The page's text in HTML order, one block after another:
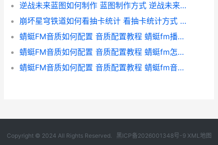
逆战未来蓝图如何制作 蓝图制作方式 逆战未来战车按哪个键
崩坏星穹铁道如何看抽卡统计 看抽卡统计方式 崩坏星穹铁道如何找回账号
蜻蜓FM音质如何配置 音质配置教程 蜻蜓fm播放速度设置
蜻蜓FM音质如何配置 音质配置教程 蜻蜓fm怎么调频到90
蜻蜓FM音质如何配置 音质配置教程 蜻蜓fm音量小了怎么办
Copyright © 2024 All Rights Reserved. 黑ICP备2026001348号-9 XML地图